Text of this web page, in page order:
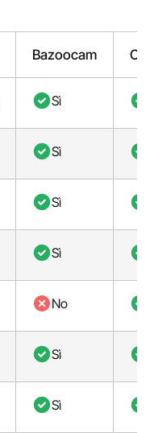
Bazoocam
Sì
Sì
Sì
Sì
No
Sì
Sì